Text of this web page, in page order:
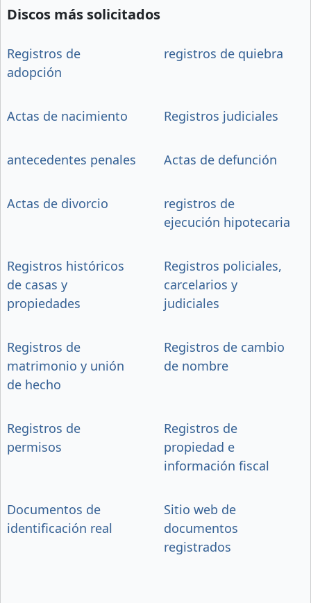
Discos más solicitados
Registros de
adopción
registros de quiebra
Actas de nacimiento Registros judiciales
antecedentes penales Actas de defunción
Actas de divorcio
registros de
ejecución hipotecaria
Registros históricos
de casas y
propiedades
Registros policiales,
carcelarios y
judiciales
Registros de
matrimonio y unión
de hecho
Registros de cambio
de nombre
Registros de
permisos
Registros de
propiedad e
información fiscal
Documentos de
identificación real
Sitio web de
documentos
registrados